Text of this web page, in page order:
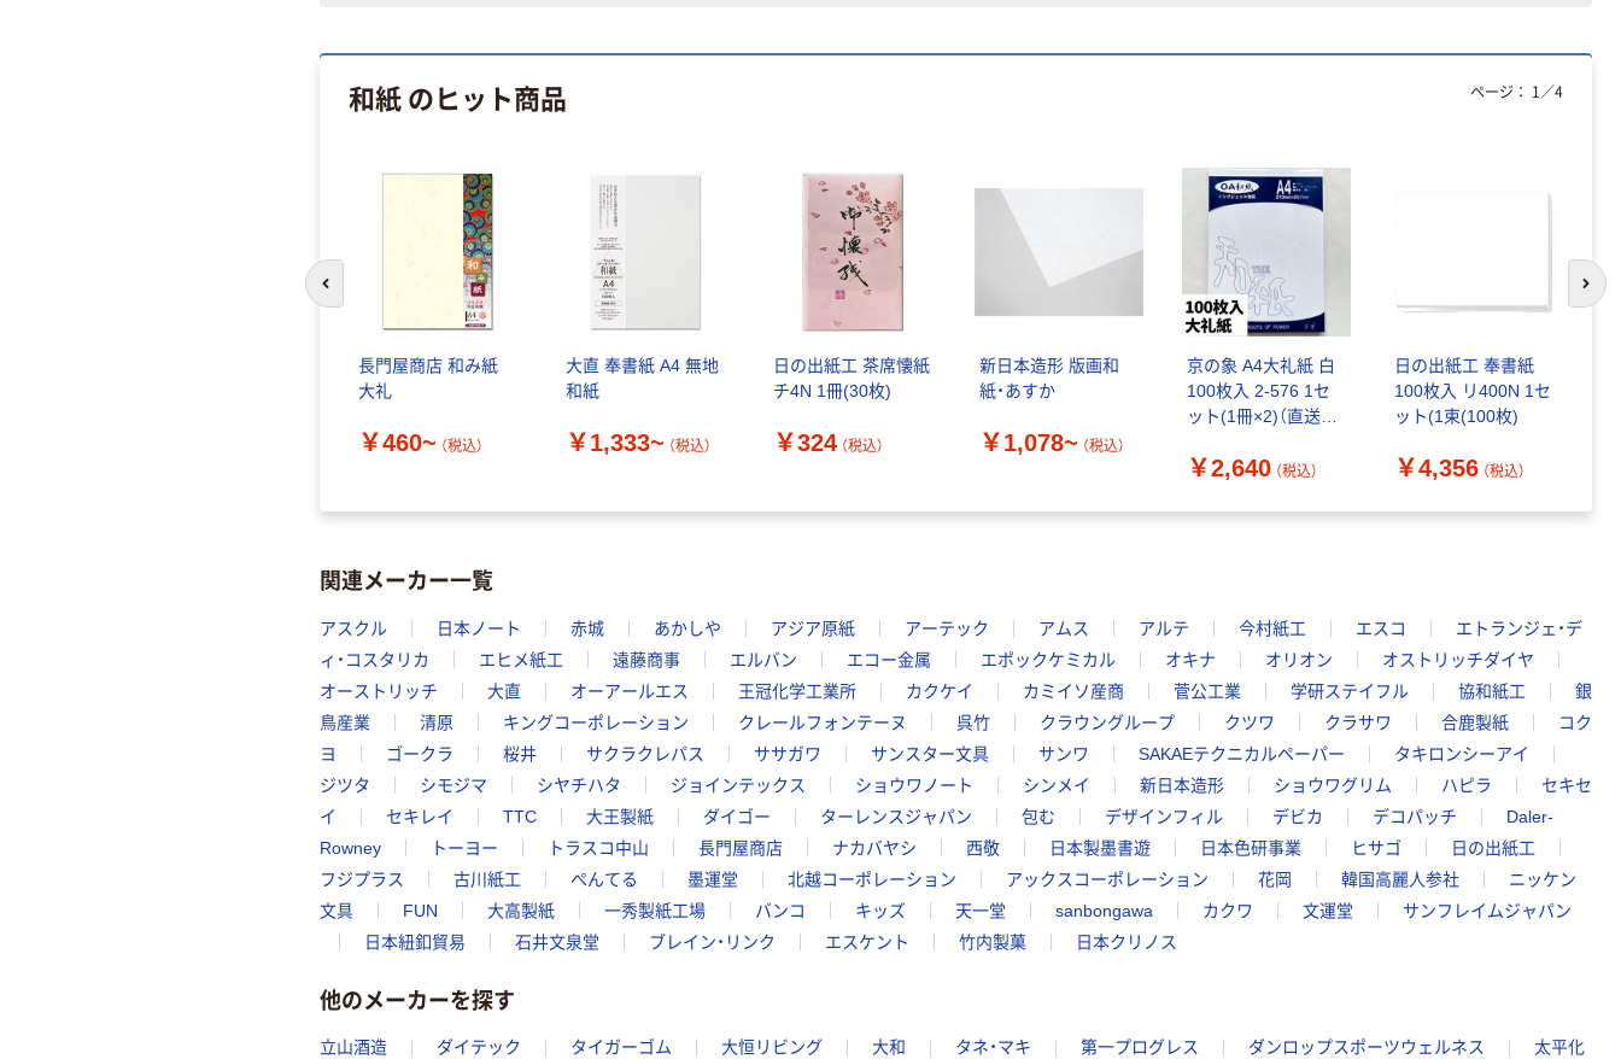
和紙 のヒット商品
長門屋商店 和み紙
大礼
￥460~ （税込）
大直 奉書紙 A4 無地
和紙
￥1,333~ （税込）
日の出紙工 茶席懐紙
チ4N 1冊(30枚)
￥324 （税込）
新日本造形 版画和
紙・あすか
￥1,078~ （税込）
京の象 A4大礼紙 白
100枚入 2-576 1セ
ット(1冊×2)（直送
￥2,640 （税込）
日の出紙工 奉書紙
100枚入 リ400N 1セ
ット(1束(100枚)
￥4,356 （税込）
ページ： 1 ／4
前のスライドへ 次
関連メーカー一覧
アスクル 日本ノート 赤城 あかしや アジア原紙 アーテック アムス アルテ 今村紙工 エスコ
エトランジェ・デ
ィ・コスタリカ
エヒメ紙工 遠藤商事 エルバン エコー金属 エポックケミカル オキナ オリオン
オストリッチダイヤ
オーストリッチ
大直 オーアールエス 王冠化学工業所 カクケイ カミイソ産商 菅公工業 学研ステイフル 協和紙工
銀
鳥産業
清原 キングコーポレーション クレールフォンテーヌ 呉竹 クラウングループ クツワ クラサワ 合鹿製紙
コク
ヨ
ゴークラ 桜井 サクラクレパス ササガワ サンスター文具 サンワ SAKAEテクニカルペーパー
タキロンシーアイ
ジツタ
シモジマ シヤチハタ ジョインテックス ショウワノート シンメイ 新日本造形 ショウワグリム ハピラ
セキセ
イ
セキレイ TTC 大王製紙 ダイゴー ターレンスジャパン 包む デザインフィル デビカ デコパッチ
Daler-
Rowney
トーヨー トラスコ中山 長門屋商店 ナカバヤシ 西敬 日本製墨書遊 日本色研事業 ヒサゴ
日の出紙工
フジプラス
古川紙工 ぺんてる 墨運堂 北越コーポレーション アックスコーポレーション 花岡 韓国高麗人参社
ニッケン
文具
FUN 大高製紙 一秀製紙工場 バンコ キッズ 天一堂 sanbongawa カクワ 文運堂
サンフレイムジャパン
日本紐釦貿易
石井文泉堂 ブレイン・リンク エスケント 竹内製菓 日本クリノス
他のメーカーを探す
立山酒造 ダイテック タイガーゴム 大恒リビング 大和 タネ・マキ 第一プログレス ダンロップスポーツウェルネス
太平化